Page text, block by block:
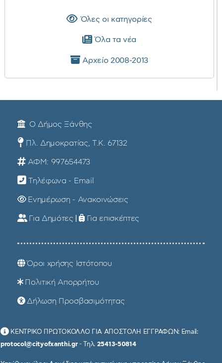
Όλες οι κατηγορίες
Όλα τα νέα
Αρχείο 2008-2013
Ο Δήμος Ξάνθης
Πλ. Δημοκρατίας, Τ.Κ. 67132
ΑΦΜ: 997654473
Τηλέφωνα - Email
Ενημέρωση - Ανακοινώσεις
Για Δημότες | Για επισκέπτες
Όροι χρήσης Ιστότοπου
Πολιτική Απορρήτου
Δήλωση Προσβασιμότητας
ΚΕΝΤΡΙΚΟ ΠΡΩΤΟΚΟΛΛΟ ΓΙΑ ΑΠΟΣΤΟΛΗ ΕΓΓΡΑΦΩΝ: Email:
protocol@cityofxanthi.gr- Τηλ. 25413-50814